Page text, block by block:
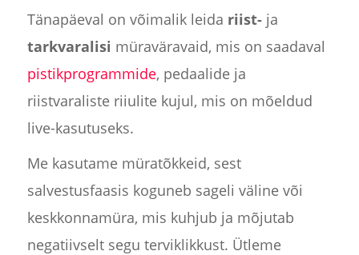
Tänapäeval on võimalik leida riist-ja
tarkvaralisi müraväravaid, mis on saadaval
pistikprogrammide, pedaalide ja
riistvaraliste riiulite kujul, mis on mõeldud
live-kasutuseks.
Me kasutame müratõkkeid, sest
salvestusfaasis koguneb sageli väline või
keskkonnamüra, mis kuhjub ja mõjutab
negatiivselt segu terviklikkust. Ütleme